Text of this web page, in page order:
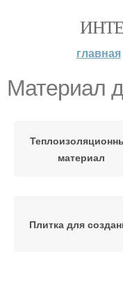
главная
Материал
материал
Плитка для